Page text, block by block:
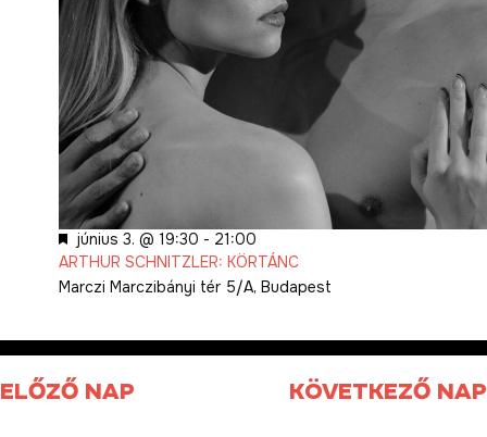
Kiemelt
június 3. @ 19:30 - 21:00
ARTHUR SCHNITZLER: KÖRTÁNC
Marczi Marczibányi tér 5/A, Budapest
ELŐZŐ NAP KÖVETKEZŐ NAP